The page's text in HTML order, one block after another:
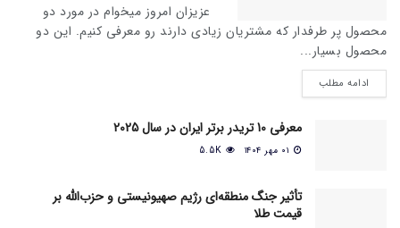
عزیزان امروز میخوام در مورد دو
محصول پر طرفدار که مشتریان زیادی دارند رو معرفی کنیم. این دو
محصول بسیار...
ادامه مطلب
معرفی 10 تریدر برتر ایران در سال 2025
5.5K
تأثیر جنگ منطقه‌ای رژیم صهیونیستی و حزب‌الله بر
قیمت طلا